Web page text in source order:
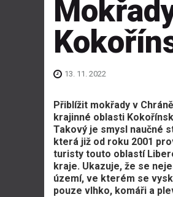
13. 11. 2022
Přiblížit mokřady v
krajinné oblasti
Takový je smysl naučné
která již od roku 2001
turisty touto oblastí
kraje. Ukazuje, že se
území, ve kterém se
pouze vlhko, komáři a